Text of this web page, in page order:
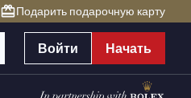
Подарить подарочную карту
Войти Начать